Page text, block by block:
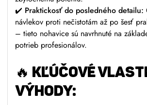
✔️ Praktickosť do posledného detailu:
návlekov proti nečistotám až po šesť
– tieto nohavice sú navrhnuté na
potrieb profesionálov.
🔥 KĽÚČOVÉ
VÝHODY: